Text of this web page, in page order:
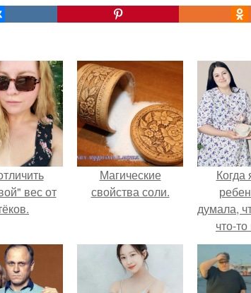
вес от
Магические
свойства соли.
думала,
что-